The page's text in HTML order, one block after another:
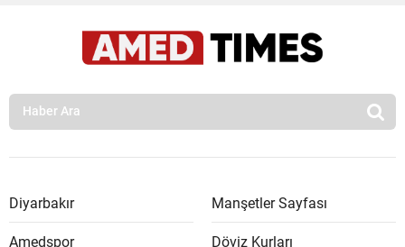
Diyarbakır
Amedspor
Manşetler Sayfası
Döviz Kurları